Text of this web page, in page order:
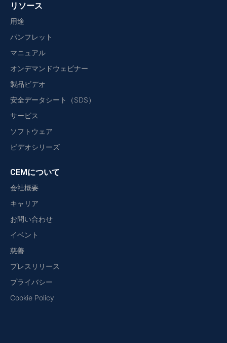
リソース
用途
パンフレット
マニュアル
オンデマンドウェビナー
製品ビデオ
安全データシート（SDS）
サービス
ソフトウェア
ビデオシリーズ
CEMについて
会社概要
キャリア
お問い合わせ
イベント
慈善
プレスリリース
プライバシー
Cookie Policy